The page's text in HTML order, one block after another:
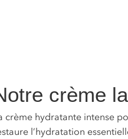
crème
crème hydratante intense
l’hydratation